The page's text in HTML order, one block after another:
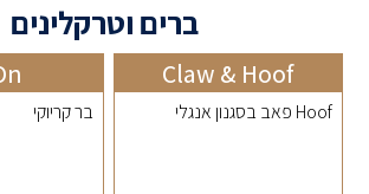
ברים וטרקלינים
Claw & Hoof
Hoof פאב בסגנון אנגלי בר קריוקי